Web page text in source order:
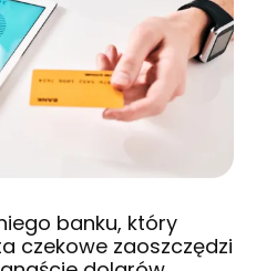
banku, który
czekowe zaoszczędzi